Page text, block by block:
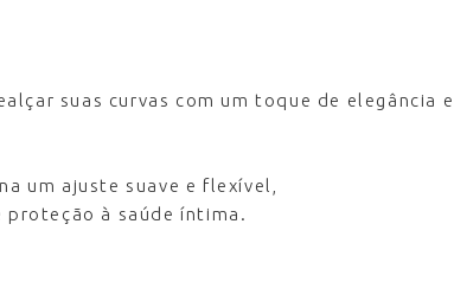
suas curvas com um toque de elegância
um ajuste suave e flexível,
à saúde íntima.